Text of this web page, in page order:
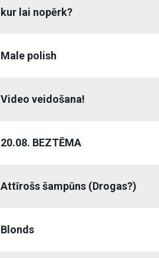
kur lai nopērk?
Male polish
Video veidošana!
20.08. BEZTĒMA
Attīrošs šampūns (Drogas?)
Blonds